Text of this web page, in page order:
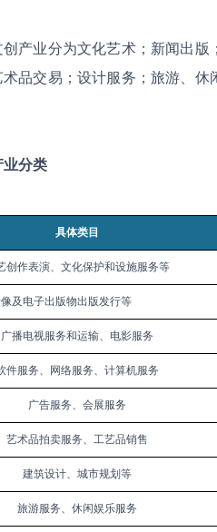
产业分为文化艺术；新闻出版
品交易；设计服务；旅游、休
分类
具体类目
创作表演、文化保护和设施服务等
及电子出版物出版发行等
广播电视服务和运输、电影服务
件服务、网络服务、计算机服务
广告服务、会展服务
艺术品拍卖服务、工艺品销售
建筑设计、城市规划等
旅游服务、休闲娱乐服务